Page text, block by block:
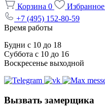
Корзина 0 Избранное
+7 (495) 152-80-59
Время работы
Будни с 10 до 18
Суббота с 10 до 16
Воскресенье выходной
Вызвать замерщика